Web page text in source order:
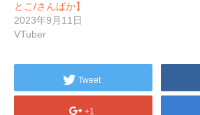
とこ/さんばか】
2023年9月11日
VTuber
Tweet
+1